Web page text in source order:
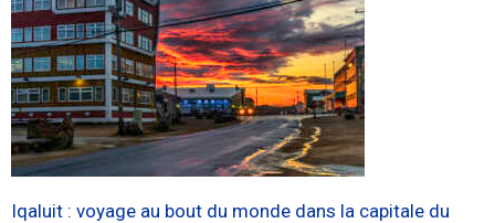
Iqaluit : voyage au bout du monde dans la capitale du